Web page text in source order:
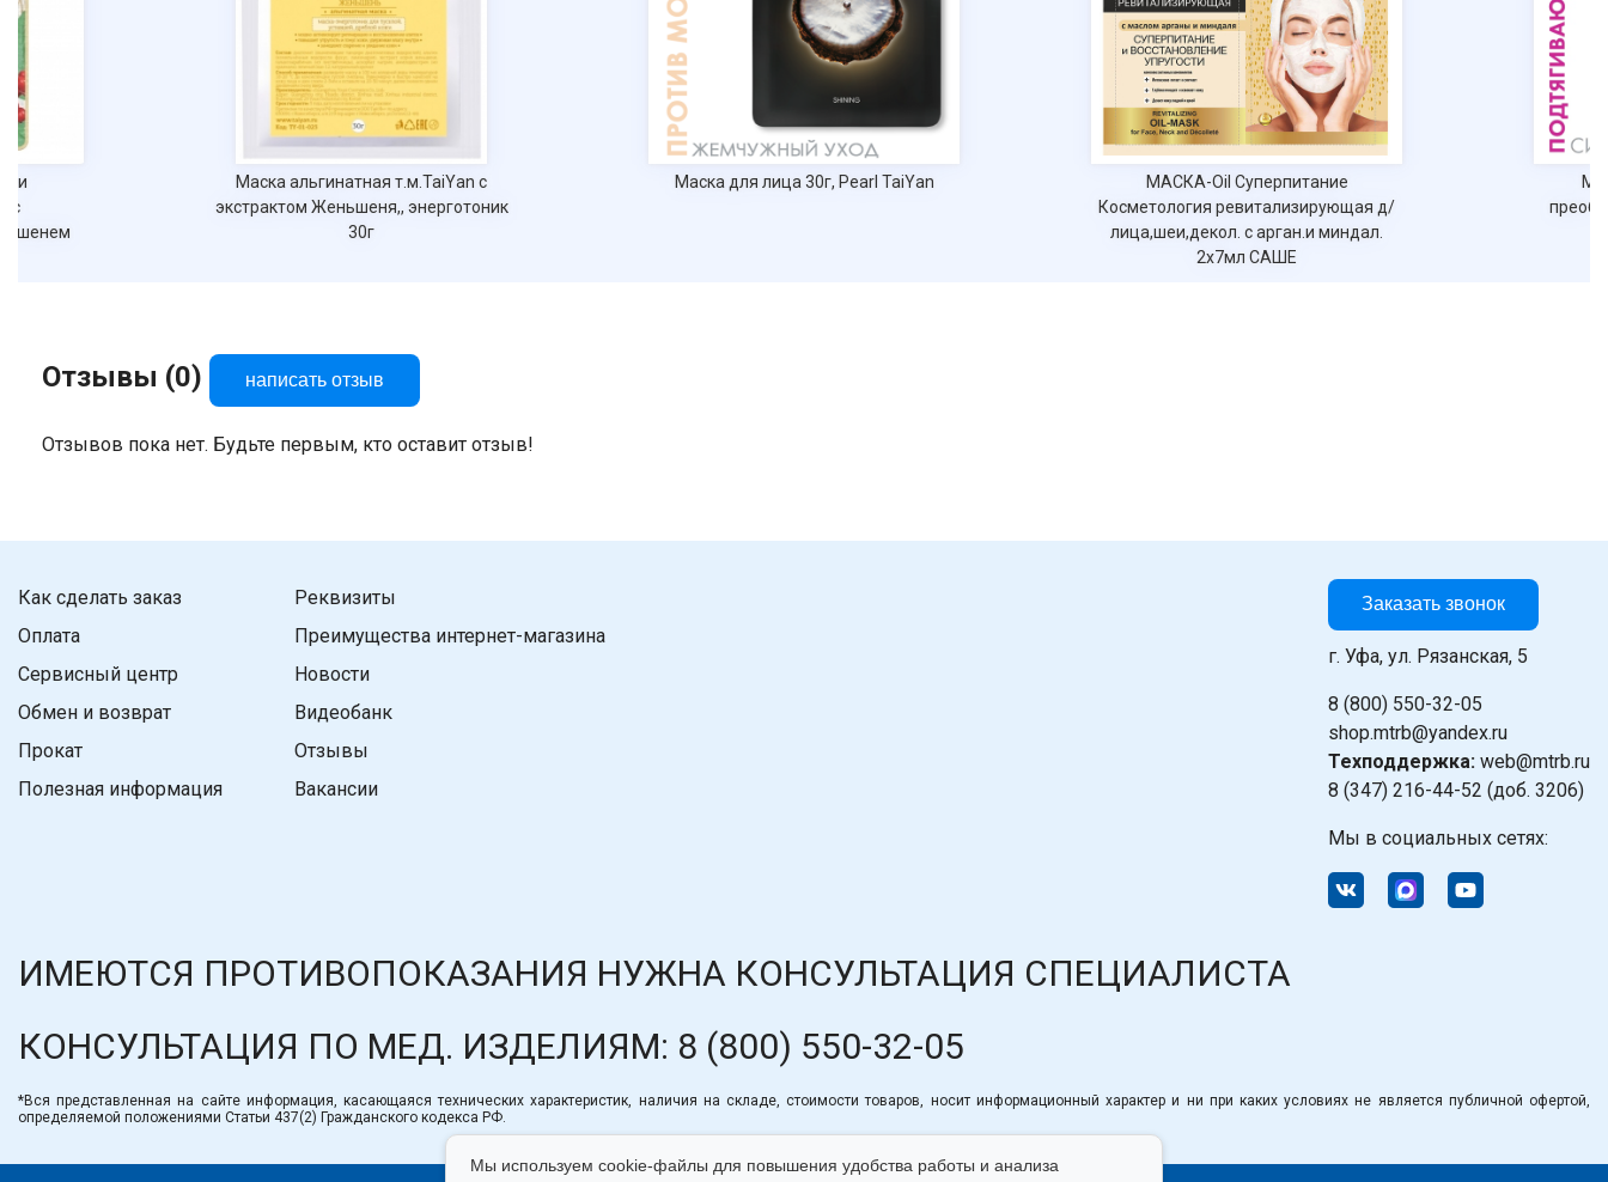
и
с
Маска альгинатная т.м.TaiYan с
экстрактом Женьшеня,, энерготоник
30г
Маска для лица 30г, Pearl TaiYan
МАСКА-Oil Суперпитание
Косметология ревитализирующая д/
лица,шеи,декол. с арган.и миндал.
2х7мл САШЕ
Отзывы (0) написать отзыв
Отзывов пока нет. Будьте первым, кто оставит отзыв!
Как сделать заказ
Оплата
Сервисный центр
Обмен и возврат
Прокат
Полезная информация
Реквизиты
Преимущества интернет-магазина
Новости
Видеобанк
Отзывы
Вакансии
Заказать звонок
г. Уфа, ул. Рязанская, 5
8 (800) 550-32-05
shop.mtrb@yandex.ru
Техподдержка: web@mtrb.ru
8 (347) 216-44-52 (доб. 3206)
Мы в социальных сетях:
ИМЕЮТСЯ ПРОТИВОПОКАЗАНИЯ НУЖНА КОНСУЛЬТАЦИЯ СПЕЦИАЛИСТА
КОНСУЛЬТАЦИЯ ПО МЕД. ИЗДЕЛИЯМ: 8 (800) 550-32-05
*Вся представленная на сайте информация, касающаяся технических характеристик, наличия на складе, стоимости товаров, носит информационный характер и ни при каких условиях не является публичной офертой,
определяемой положениями Статьи 437(2) Гражданского кодекса РФ.
Мы используем cookie-файлы для повышения удобства работы и анализа